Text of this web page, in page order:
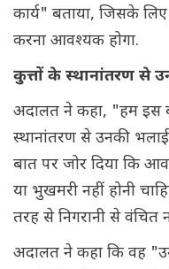
कार्य" बताया, जिसके
करना आवश्यक होगा.
कुत्तों के स्थानांतरण से
अदालत ने कहा, "हम इस
स्थानांतरण से उनकी
बात पर जोर दिया कि
या भुखमरी नहीं होनी
तरह से निगरानी से वंचित
अदालत ने कहा कि वह